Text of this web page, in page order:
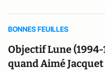
BONNES FEUILLES
Objectif Lune (1994-
quand Aimé